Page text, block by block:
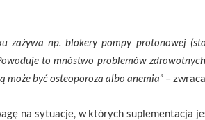
zażywa np. blokery pompy protonowej
to mnóstwo problemów
może być osteoporoza albo anemia” –
na sytuacje, w których suplementacja